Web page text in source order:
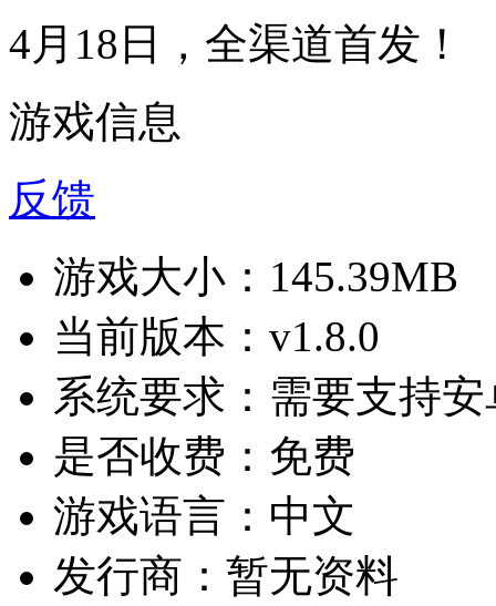
4月18日，全渠道首发！
游戏信息
反馈
游戏大小： 145.39MB
当前版本： v1.8.0
系统要求： 需要支持
是否收费： 免费
游戏语言： 中文
发行商： 暂无资料